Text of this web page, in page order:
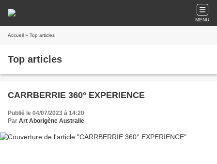
MENU
Accueil » Top articles
Top articles
CARRBERRIE 360° EXPERIENCE
Publié le 04/07/2023 à 14:20
Par Art Aborigène Australie